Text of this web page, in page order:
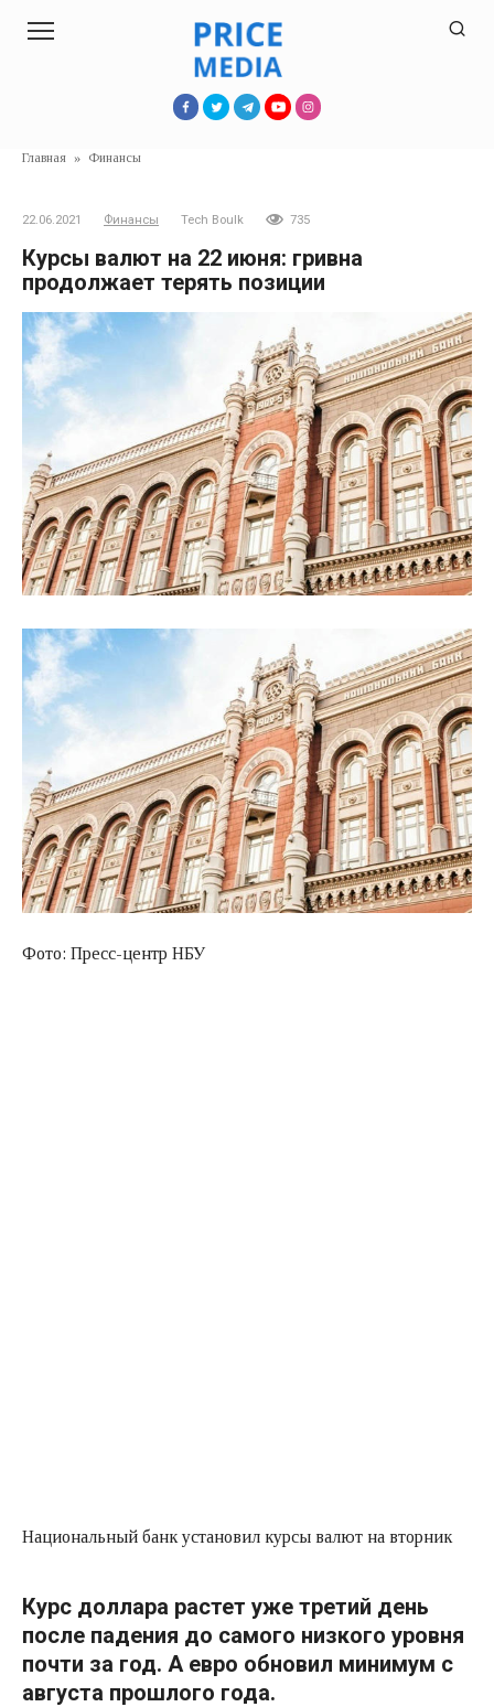
Главная » Финансы
22.06.2021 Финансы Tech Boulk 735
Курсы валют на 22 июня: гривна
продолжает терять позиции
Фото: Пресс-центр НБУ
Национальный банк установил курсы валют на вторник
Курс доллара растет уже третий день
после падения до самого низкого уровня
почти за год. А евро обновил минимум с
августа прошлого года.